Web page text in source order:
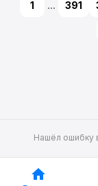
1 ... 391
Нашёл ошибку